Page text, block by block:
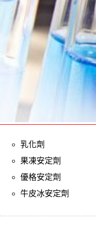
乳化劑
果凍安定劑
優格安定劑
牛皮冰安定劑